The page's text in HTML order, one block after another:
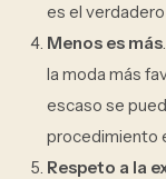
es el
Menos es más
la moda más
escaso se
procedimiento
Respeto a la